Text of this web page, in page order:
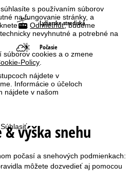
s používaním súborov
na fungovanie stránky, a
naOdmietnuť, budeme
nevyhnutné a potrebné na
súborov cookies a o zmene
Policy.
nájdete v
Informácie o účeloch
nájdete v našom
Súhlasiť
Lyžiarske strediská
Počasie
& výška snehu
počasí a snehových podmienkach:
môžete dozvedieť aj pomocou